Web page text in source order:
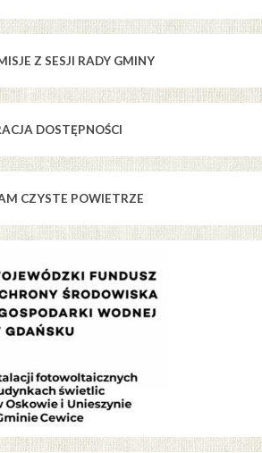
Z SESJI RADY GMINY
DOSTĘPNOŚCI
CZYSTE POWIETRZE